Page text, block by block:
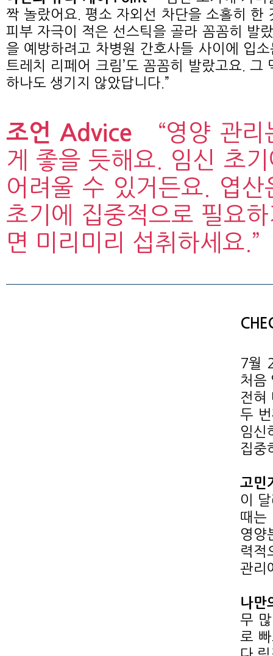
짝 놀랐어요. 평소 자외선 차단을 소홀히 한
피부 자극이 적은 선스틱을 골라 꼼꼼히 발
을 예방하려고 차병원 간호사들 사이에 입소
트레치 리페어 크림’도 꼼꼼히 발랐고요. 그
하나도 생기지 않았답니다.”
조언 Advice “영양 관
게 좋을 듯해요. 임신 초
어려울 수 있거든요. 엽
초기에 집중적으로 필요
면 미리미리 섭취하세요.”
7월
처음
전혀
두
임신
집중
고
이
때는
영양
력적
관리
나
무
로